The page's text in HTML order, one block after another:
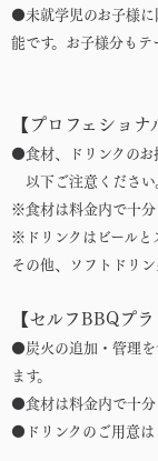
●未就学児のお子様に
能です。お子様分もテ
【プロフェショ
●食材、ドリンクのお
以下ご注意ください
※食材は料金内で十分
※ドリンクはビールと
その他、ソフトドリ
【セルフBBQプ
●炭火の追加・管理を
ます。
●食材は料金内で十分
●ドリンクのご用意は